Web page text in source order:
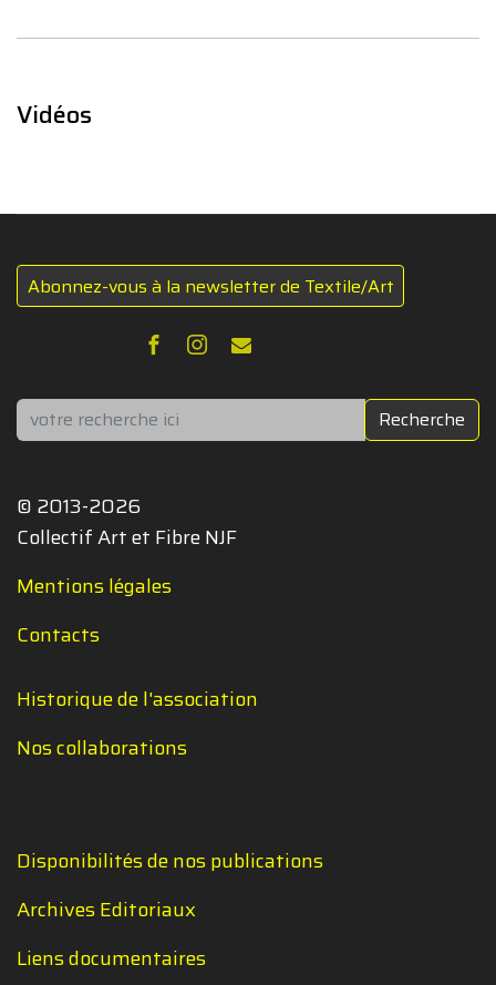
Vidéos
Abonnez-vous à la newsletter de Textile/Art
Rechercher Recherche
© 2013-2026
Collectif Art et Fibre NJF
Mentions légales
Contacts
Historique de l'association
Nos collaborations
Disponibilités de nos publications
Archives Editoriaux
Liens documentaires